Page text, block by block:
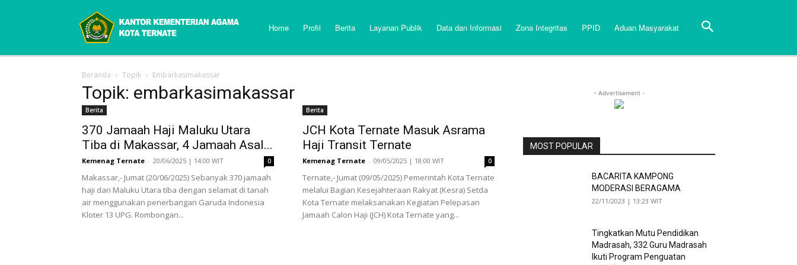
Home Profil Berita Layanan Publik Data dan Informasi Zona Integritas PPID Aduan Masyarakat
Beranda Topik Embarkasimakassar
Topik: embarkasimakassar
Berita
370 Jamaah Haji Maluku Utara
Tiba di Makassar, 4 Jamaah Asal...
Kemenag Ternate - 20/06/2025 | 14:00 WIT 0
Makassar,- Jumat (20/06/2025) Sebanyak 370 jamaah
haji dari Maluku Utara tiba dengan selamat di tanah
air menggunakan penerbangan Garuda Indonesia
Kloter 13 UPG. Rombongan...
Berita
JCH Kota Ternate Masuk Asrama
Haji Transit Ternate
Kemenag Ternate - 09/05/2025 | 18:00 WIT 0
Ternate,- Jumat (09/05/2025) Pemerintah Kota Ternate
melalui Bagian Kesejahteraan Rakyat (Kesra) Setda
Kota Ternate melaksanakan Kegiatan Pelepasan
Jamaah Calon Haji (JCH) Kota Ternate yang...
- Advertisement -
MOST POPULAR
BACARITA KAMPONG
MODERASI BERAGAMA
22/11/2023 | 13:23 WIT
Tingkatkan Mutu Pendidikan
Madrasah, 332 Guru Madrasah
Ikuti Program Penguatan